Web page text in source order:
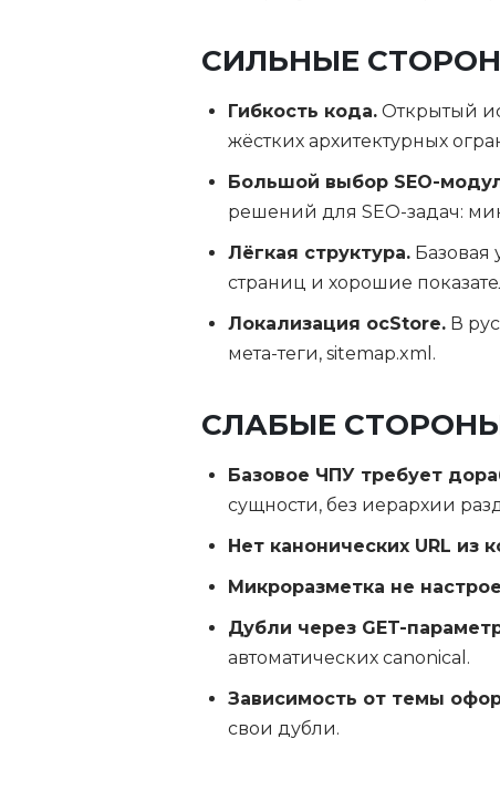
СИЛЬНЫЕ
Гибкость кода. Открытый
жёстких архитектурных
Большой выбор SEO-
решений для SEO-задач:
Лёгкая структура. Базовая
страниц и хорошие
Локализация ocStore. В
мета-теги, sitemap.xml.
СЛАБЫЕ
Базовое ЧПУ требует
сущности, без иерархии
Нет канонических URL из
Микроразметка не
Дубли через GET-
автоматических canonical.
Зависимость от темы
свои дубли.